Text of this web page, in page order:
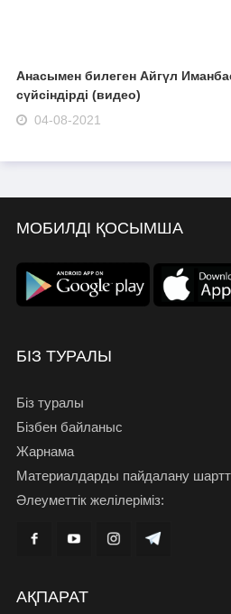
Анасымен билеген Айгүл
сүйсіндірді (видео)
04-08-2021
МОБИЛДІ ҚОСЫМША
БІЗ ТУРАЛЫ
Біз туралы
Бізбен байланыс
Жарнама
Материалдарды пайдалану
Әлеуметтік желілеріміз:
АҚПАРАТ